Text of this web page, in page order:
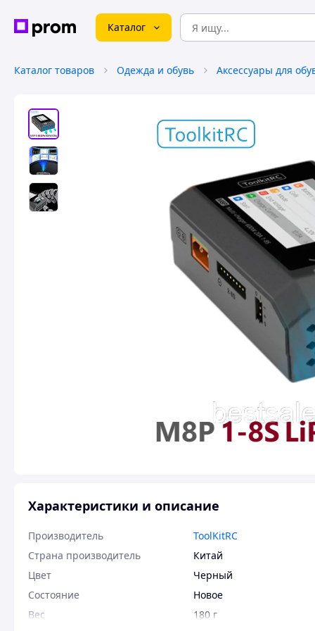
Каталог
Каталог товаров Одежда и обувь Аксессуары для
Характеристики и описание
Производитель
ToolKitRC
Страна производитель
Китай
Цвет
Черный
Состояние
Новое
Вес
180 г